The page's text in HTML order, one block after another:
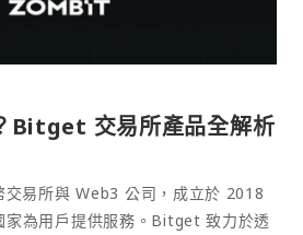
交易所產品全解析
易所與 Web3 公司，成立於 2018
家為用戶提供服務。Bitget 致力於透